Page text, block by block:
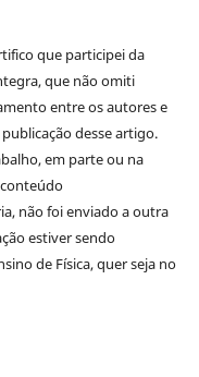
que participei da
que não omiti
entre os autores e
desse artigo.
em parte ou na
não foi enviado a outra
estiver sendo
de Física, quer seja no